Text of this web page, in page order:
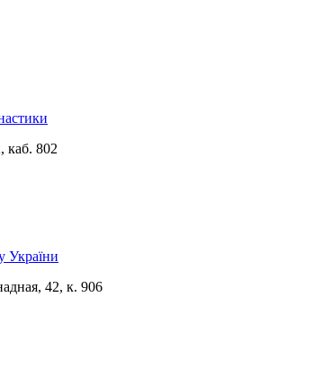
каб. 802
України
42, к. 906